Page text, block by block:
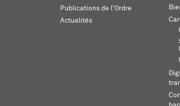
Publications de l'Ordre
Actualités